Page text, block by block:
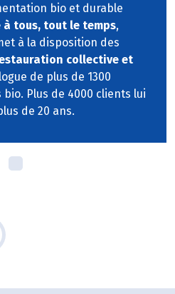
bio et durable
à tous, tout le temps,
à la disposition des
collective et
de plus de 1300
Plus de 4000 clients lui
de 20 ans.